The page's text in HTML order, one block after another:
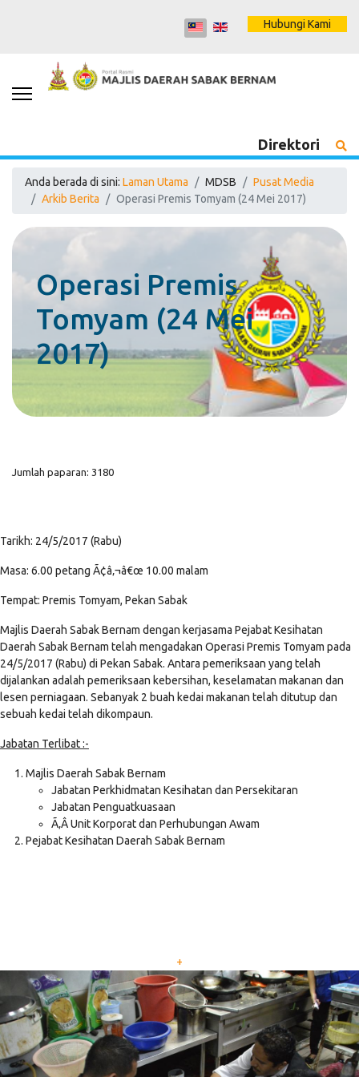
Hubungi Kami
Direktori
Anda berada di sini: Laman Utama MDSB
Pusat Media
Arkib Berita
Operasi Premis Tomyam (24 Mei 2017)
Operasi Premis
Tomyam (24 Mei
2017)
Jumlah paparan: 3180
Tarikh: 24/5/2017 (Rabu)
Masa: 6.00 petang Ã¢â‚¬â€œ 10.00 malam
Tempat: Premis Tomyam, Pekan Sabak
Majlis Daerah Sabak Bernam dengan kerjasama Pejabat Kesihatan
Daerah Sabak Bernam telah mengadakan Operasi Premis Tomyam pada
24/5/2017 (Rabu) di Pekan Sabak. Antara pemeriksaan yang telah
dijalankan adalah pemeriksaan kebersihan, keselamatan makanan dan
lesen perniagaan. Sebanyak 2 buah kedai makanan telah ditutup dan
sebuah kedai telah dikompaun.
Jabatan Terlibat :-
Majlis Daerah Sabak Bernam
Jabatan Perkhidmatan Kesihatan dan Persekitaran
Jabatan Penguatkuasaan
Ã‚Â Unit Korporat dan Perhubungan Awam
Pejabat Kesihatan Daerah Sabak Bernam
+